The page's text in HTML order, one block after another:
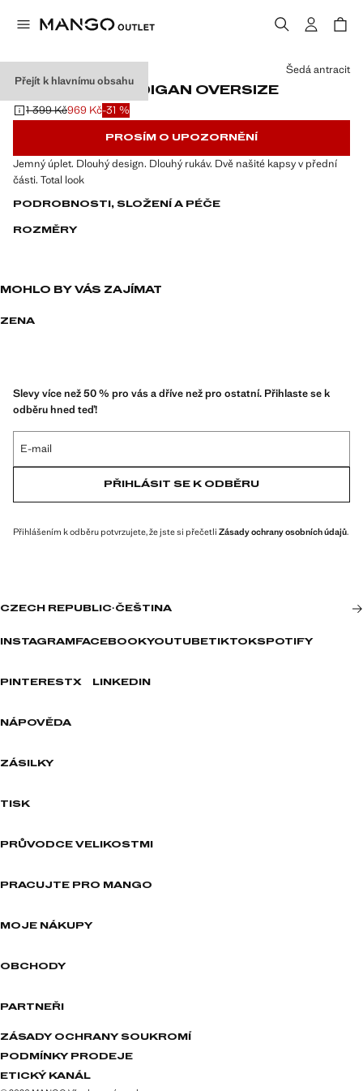
Přejít k hlavnímu obsahu
ÚPLETOVÝ KARDIGAN OVERSIZE
Původní cena přeškrtnutá [1 399 Kč ]
1 399 Kč
Aktuální cena [969 Kč ]
969 Kč-31 %
Vyberte barvu
Šedá antracit
PROSÍM O UPOZORNĚNÍ
Jemný úplet. Dlouhý design. Dlouhý rukáv. Dvě našité kapsy v přední
části. Total look
PODROBNOSTI, SLOŽENÍ A PÉČE
ROZMĚRY
MOHLO BY VÁS ZAJÍMAT
ZENA
Slevy více než 50 % pro vás a dříve než pro ostatní. Přihlaste se k
odběru hned teď!
E-mail
PŘIHLÁSIT SE K ODBĚRU
Přihlášením k odběru potvrzujete, že jste si přečetli Zásady ochrany osobních údajů.
CZECH REPUBLIC·ČEŠTINA
INSTAGRAM FACEBOOKYOUTUBETIKTOKSPOTIFY
PINTERESTX LINKEDIN
NÁPOVĚDA
ZÁSILKY
TISK
PRŮVODCE VELIKOSTMI
PRACUJTE PRO MANGO
MOJE NÁKUPY
OBCHODY
PARTNEŘI
ZÁSADY OCHRANY SOUKROMÍ
PODMÍNKY PRODEJE
ETICKÝ KANÁL